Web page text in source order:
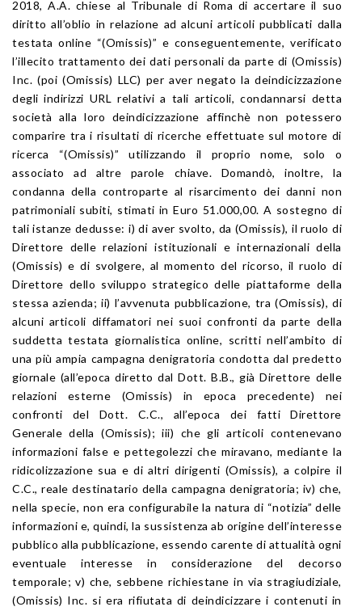
2018, A.A. chiese al Tribunale di Roma di accertare il suo
diritto all’oblio in relazione ad alcuni articoli pubblicati dalla
testata online “(Omissis)” e conseguentemente, verificato
l’illecito trattamento dei dati personali da parte di (Omissis)
Inc. (poi (Omissis) LLC) per aver negato la deindicizzazione
degli indirizzi URL relativi a tali articoli, condannarsi detta
società alla loro deindicizzazione affinchè non potessero
comparire tra i risultati di ricerche effettuate sul motore di
ricerca “(Omissis)” utilizzando il proprio nome, solo o
associato ad altre parole chiave. Domandò, inoltre, la
condanna della controparte al risarcimento dei danni non
patrimoniali subiti, stimati in Euro 51.000,00. A sostegno di
tali istanze dedusse: i) di aver svolto, da (Omissis), il ruolo di
Direttore delle relazioni istituzionali e internazionali della
(Omissis) e di svolgere, al momento del ricorso, il ruolo di
Direttore dello sviluppo strategico delle piattaforme della
stessa azienda; ii) l’avvenuta pubblicazione, tra (Omissis), di
alcuni articoli diffamatori nei suoi confronti da parte della
suddetta testata giornalistica online, scritti nell’ambito di
una più ampia campagna denigratoria condotta dal predetto
giornale (all’epoca diretto dal Dott. B.B., già Direttore delle
relazioni esterne (Omissis) in epoca precedente) nei
confronti del Dott. C.C., all’epoca dei fatti Direttore
Generale della (Omissis); iii) che gli articoli contenevano
informazioni false e pettegolezzi che miravano, mediante la
ridicolizzazione sua e di altri dirigenti (Omissis), a colpire il
C.C., reale destinatario della campagna denigratoria; iv) che,
nella specie, non era configurabile la natura di “notizia” delle
informazioni e, quindi, la sussistenza ab origine dell’interesse
pubblico alla pubblicazione, essendo carente di attualità ogni
eventuale interesse in considerazione del decorso
temporale; v) che, sebbene richiestane in via stragiudiziale,
(Omissis) Inc. si era rifiutata di deindicizzare i contenuti in